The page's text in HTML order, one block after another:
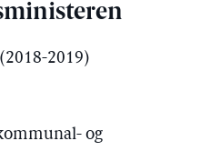
2019)
og